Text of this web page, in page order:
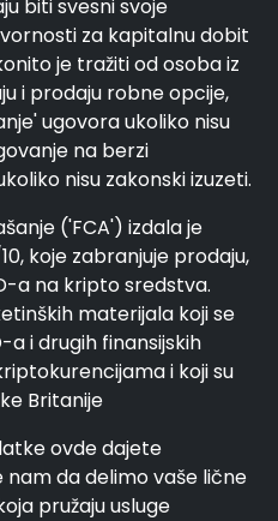
biti svesni svoje
za kapitalnu dobit
je tražiti od osoba iz
i prodaju robne opcije,
ugovora ukoliko nisu
na berzi
nisu zakonski izuzeti.
('FCA') izdala je
koje zabranjuje prodaju,
a na kripto sredstva.
materijala koji se
a i drugih finansijskih
i koji su
Britanije
ovde dajete
da delimo vaše lične
pružaju usluge